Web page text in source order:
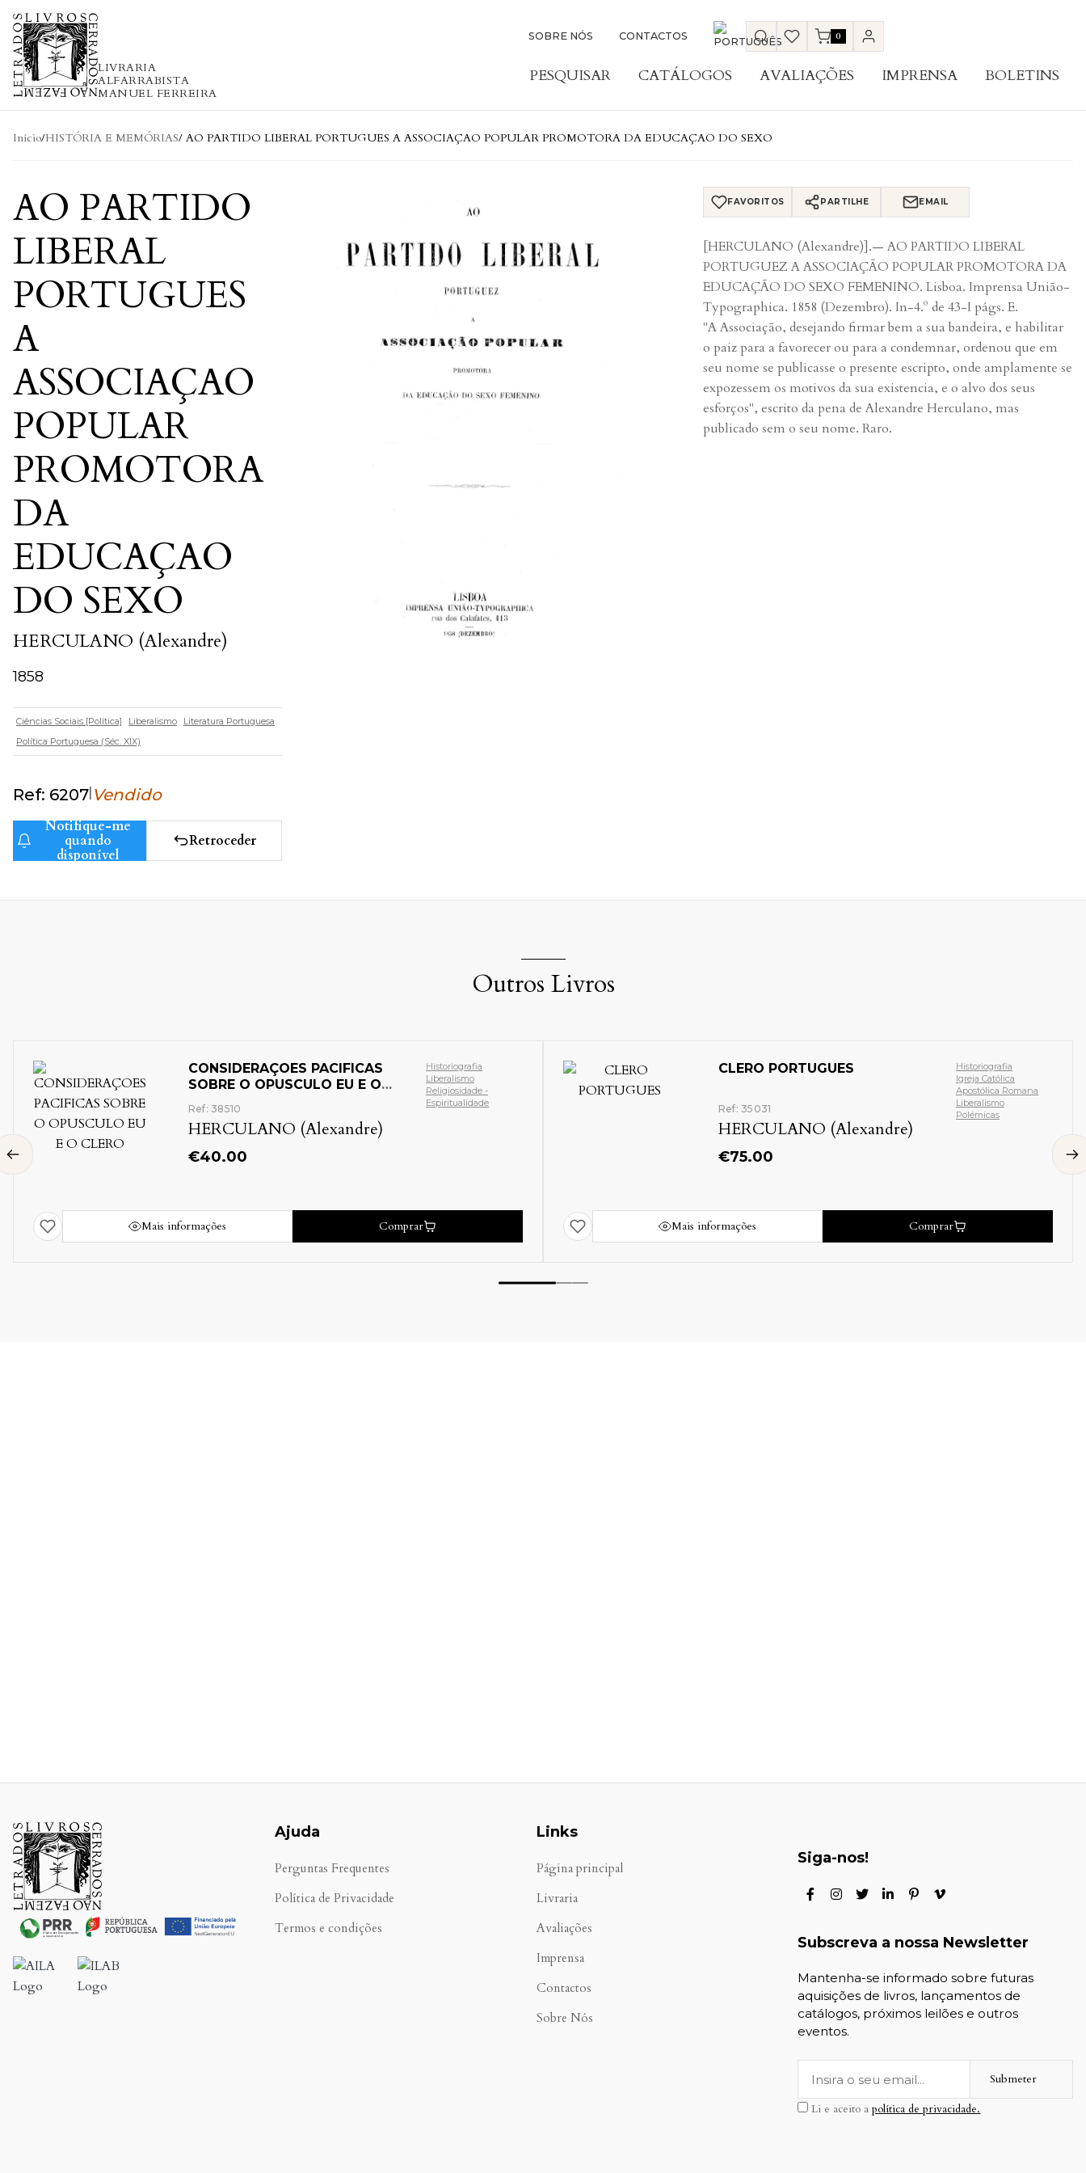
Skip to content
LIVRARIA
ALFARRABISTA
MANUEL FERREIRA
SOBRE NÓS CONTACTOS 0
PESQUISAR CATÁLOGOS AVALIAÇÕES IMPRENSA BOLETINS
Início/HISTÓRIA E MEMÓRIAS/ AO PARTIDO LIBERAL PORTUGUES A ASSOCIAÇAO POPULAR PROMOTORA DA EDUCAÇAO DO SEXO
AO PARTIDO
LIBERAL
PORTUGUES
A
ASSOCIAÇAO
POPULAR
PROMOTORA
DA
EDUCAÇAO
DO SEXO
HERCULANO (Alexandre)
1858
Ciências Sociais [Política] Liberalismo
Literatura Portuguesa
Política Portuguesa (Séc. XIX)
Ref: 6207|Vendido
Notifique-me
quando
disponível
Retroceder
FAVORITOS PARTILHE EMAIL
[HERCULANO (Alexandre)].— AO PARTIDO LIBERAL
PORTUGUEZ A ASSOCIAÇÃO POPULAR PROMOTORA DA
EDUCAÇÃO DO SEXO FEMENINO. Lisboa. Imprensa União-
Typographica. 1858 (Dezembro). In-4.º de 43-I págs. E.
"A Associação, desejando firmar bem a sua bandeira, e habilitar
o paiz para a favorecer ou para a condemnar, ordenou que em
seu nome se publicasse o presente escripto, onde amplamente se
expozessem os motivos da sua existencia, e o alvo dos seus
esforços", escrito da pena de Alexandre Herculano, mas
publicado sem o seu nome. Raro.
Outros Livros
CONSIDERAÇOES PACIFICAS
SOBRE O OPUSCULO EU E O
CLERO
Ref: 38510
HERCULANO (Alexandre)
€40.00
Historiografia
Liberalismo
Religiosidade -
Espiritualidade
Mais informações Comprar
CLERO PORTUGUES
Ref: 35031
HERCULANO (Alexandre)
€75.00
Historiografia
Igreja Católica
Apostólica Romana
Liberalismo
Polémicas
Mais informações Comprar
Ajuda
Perguntas Frequentes
Política de Privacidade
Termos e condições
Links
Página principal
Livraria
Avaliações
Imprensa
Contactos
Sobre Nós
Siga-nos!
Subscreva a nossa Newsletter
Mantenha-se informado sobre futuras
aquisições de livros, lançamentos de
catálogos, próximos leilões e outros
eventos.
Submeter
Li e aceito apolítica de privacidade.